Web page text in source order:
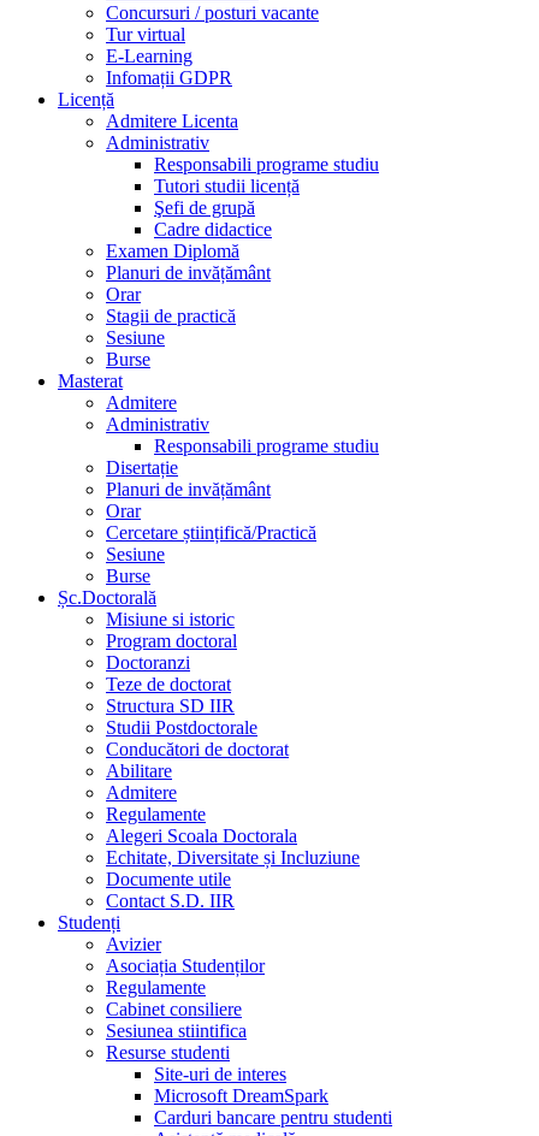
Concursuri / posturi vacante
Tur virtual
E-Learning
Infomații GDPR
Licență
Admitere Licenta
Administrativ
Responsabili programe studiu
Tutori studii licență
Şefi de grupă
Cadre didactice
Examen Diplomă
Planuri de invățământ
Orar
Stagii de practică
Sesiune
Burse
Masterat
Admitere
Administrativ
Responsabili programe studiu
Disertație
Planuri de invățământ
Orar
Cercetare științifică/Practică
Sesiune
Burse
Șc.Doctorală
Misiune si istoric
Program doctoral
Doctoranzi
Teze de doctorat
Structura SD IIR
Studii Postdoctorale
Conducători de doctorat
Abilitare
Admitere
Regulamente
Alegeri Scoala Doctorala
Echitate, Diversitate și Incluziune
Documente utile
Contact S.D. IIR
Studenți
Avizier
Asociația Studenților
Regulamente
Cabinet consiliere
Sesiunea stiintifica
Resurse studenti
Site-uri de interes
Microsoft DreamSpark
Carduri bancare pentru studenti